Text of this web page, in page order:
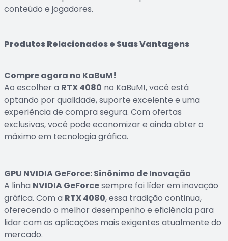
conteúdo e jogadores.
Produtos Relacionados e Suas Vantagens
Compre agora no KaBuM!
Ao escolher a RTX 4080 no KaBuM!, você está
optando por qualidade, suporte excelente e uma
experiência de compra segura. Com ofertas
exclusivas, você pode economizar e ainda obter o
máximo em tecnologia gráfica.
GPU NVIDIA GeForce: Sinônimo de Inovação
A linha NVIDIA GeForcesempre foi líder em inovação
gráfica. Com a RTX 4080, essa tradição continua,
oferecendo o melhor desempenho e eficiência para
lidar com as aplicações mais exigentes atualmente do
mercado.